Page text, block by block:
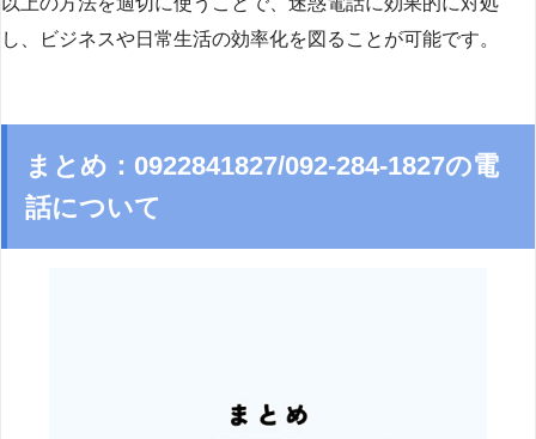
し、ビジネスや日常生活の効率化を図ることが可能です。
まとめ：0922841827/092-284-1827の電
話について